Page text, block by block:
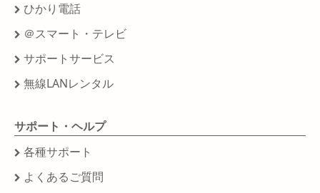
ひかり電話
＠スマート・テレビ
サポートサービス
無線LANレンタル
サポート・ヘルプ
各種サポート
よくあるご質問